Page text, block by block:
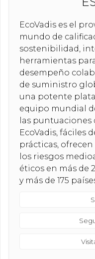
EcoVadis es el
mundo de
sostenibilidad,
herramientas
desempeño
de suministro
una potente
equipo mundial
las
EcoVadis, fáciles
prácticas,
los riesgos
éticos en más de
y más de 175